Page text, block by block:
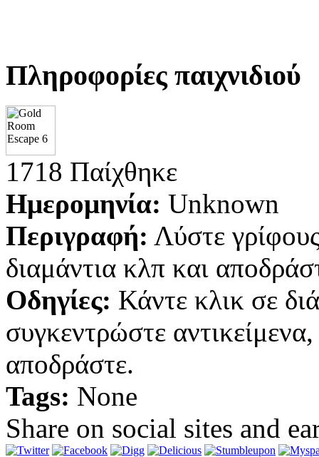
Πληροφορίες παιχνιδιού
1718 Παίχθηκε
Ημερομηνία: Unknown
Περιγραφή: Λύστε
διαμάντια κλπ και
Οδηγίες: Κάντε κλικ σε
συγκεντρώστε
αποδράστε.
Tags: None
Share on social sites and